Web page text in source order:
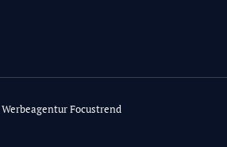
Werbeagentur Focustrend